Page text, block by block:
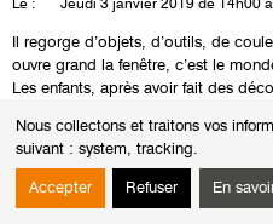
Nous collectons et traitons vos
suivant : system, tracking.
Accepter Refuser En
Le :
Jeudi 3 janvier 2019 de 14h00
Il regorge d’objets, d’outils, de
ouvre grand la fenêtre, c’est le
Les enfants, après avoir fait des
multiples points de vue par un jeu
colorées.
Complet : retrouvez nos